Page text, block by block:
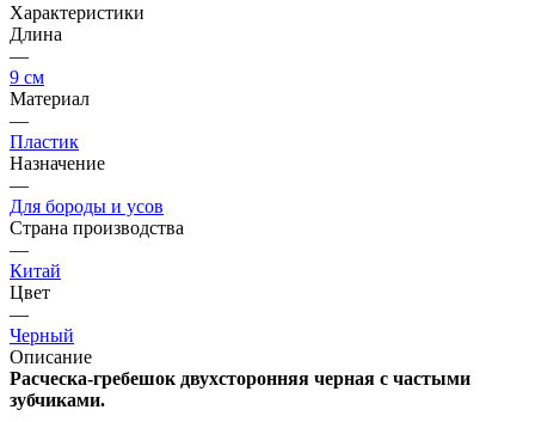
Характеристики
Длина
—
9 см
Материал
—
Пластик
Назначение
—
Для бороды и усов
Страна производства
—
Китай
Цвет
—
Черный
Описание
Расческа-гребешок двухсторонняя черная с частыми
зубчиками.